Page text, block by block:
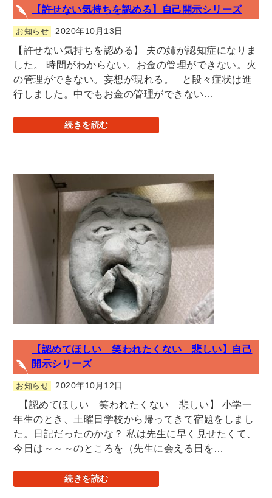
【許せない気持ちを認める】自己開示シリーズ
お知らせ 2020年10月13日
【許せない気持ちを認める】 夫の姉が認知症になりま
した。 時間がわからない。お金の管理ができない。火
の管理ができない。妄想が現れる。 と段々症状は進
行しました。中でもお金の管理ができない…
続きを読む
【認めてほしい 笑われたくない 悲しい】自己
開示シリーズ
お知らせ 2020年10月12日
【認めてほしい 笑われたくない 悲しい】 小学一
年生のとき、土曜日学校から帰ってきて宿題をしまし
た。日記だったのかな？ 私は先生に早く見せたくて、
今日は～～～のところを（先生に会える日を…
続きを読む